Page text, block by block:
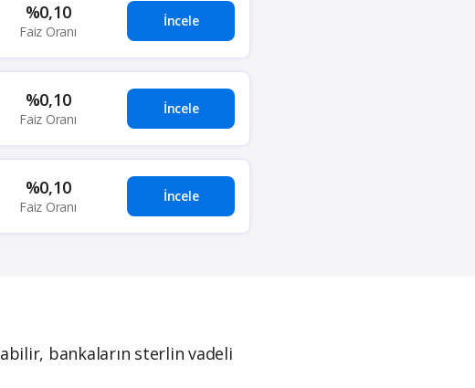
%0,10
Faiz Oranı
İncele
%0,10
Faiz Oranı
İncele
%0,10
Faiz Oranı
İncele
bankaların sterlin vadeli